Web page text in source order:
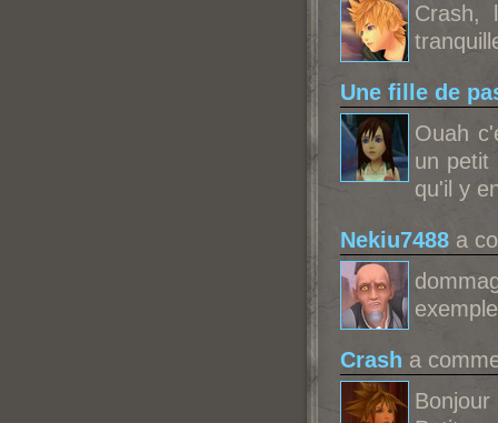
Crash,
Une fille de
Ouah
un petit
qu'il y
Nekiu7488 a
Crash a
Bonjour